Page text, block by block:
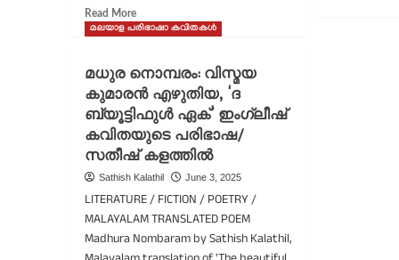
Read MoreRead
more
Lament/English
Translation
of
Rainer
Maria
Rilke’s
poem
MÄDCHEN
KLAGE,
മലയാള പരിഭാഷാ കവിതകൾ
മധുര നൊമ്പരം: വിസ്മയ
കുമാരൻ എഴുതിയ, ‘ദ
ബ്യൂട്ടിഫുൾ ഏക്’ ഇംഗ്ലീഷ്
കവിതയുടെ പരിഭാഷ/
സതീഷ് കളത്തിൽ
Sathish Kalathil June 3, 2025
LITERATURE / FICTION / POETRY /
MALAYALAM TRANSLATED POEM
Madhura Nombaram by Sathish Kalathil,